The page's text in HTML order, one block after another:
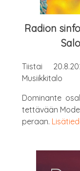
Radion
Tiis­tai
Musiikkitalo
Domi­nan­te
tet­tä­vään
pe­raan.